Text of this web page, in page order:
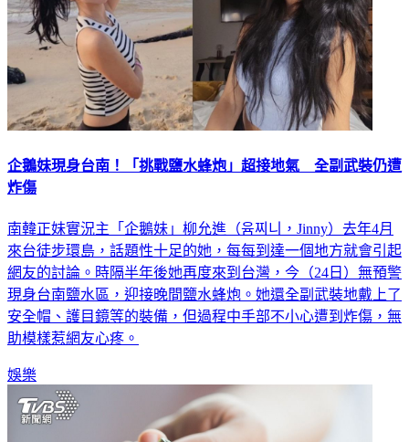
企鵝妹現身台南！「挑戰鹽水蜂炮」超接地氣 全副武裝仍遭
炸傷
南韓正妹實況主「企鵝妹」柳允進（윰찌니，Jinny）去年4月
來台徒步環島，話題性十足的她，每每到達一個地方就會引起
網友的討論。時隔半年後她再度來到台灣，今（24日）無預警
現身台南鹽水區，迎接晚間鹽水蜂炮。她還全副武裝地戴上了
安全帽、護目鏡等的裝備，但過程中手部不小心遭到炸傷，無
助模樣惹網友心疼。
娛樂